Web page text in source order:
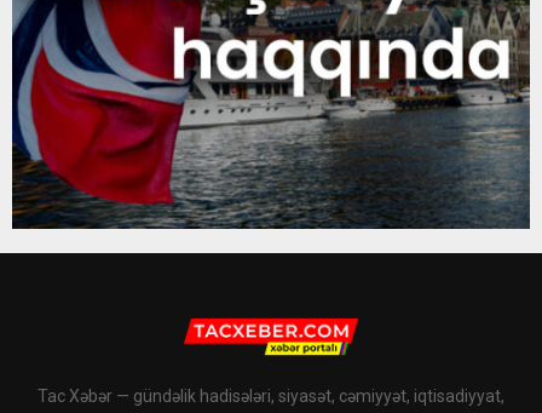
Tac Xəbər — gündəlik hadisələri, siyasət, cəmiyyət, iqtisadiyyat,